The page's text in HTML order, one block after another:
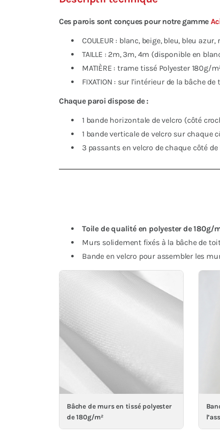
Ces parois sont conçues pour notre gamme
COULEUR : blanc, beige, bleu, bleu
TAILLE : 2m, 3m, 4m (disponible en
MATIÈRE : trame tissé Polyester 180g/
FIXATION : sur l'intérieur de la bâche
Chaque paroi dispose de :
1 bande horizontale de velcro (côté
1 bande verticale de velcro sur chaque
3 passants en velcro de chaque côté
Toile de qualité en polyester de 180g/
Murs solidement fixés à la bâche de
Bande en velcro pour assembler les
Bâche de murs en tissé polyester
de 180g/m²